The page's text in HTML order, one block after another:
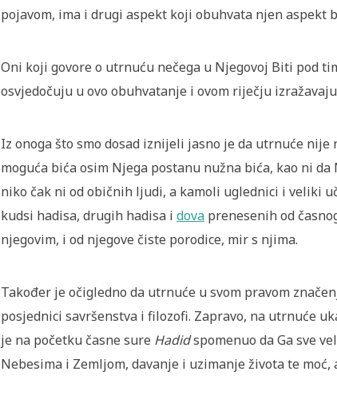
pojavom, ima i drugi aspekt koji obuhvata njen aspekt
Oni koji govore o utrnuću nečega u Njegovoj Biti pod
osvjedočuju u ovo obuhvatanje i ovom riječju
Iz onoga što smo dosad iznijeli jasno je da utrnuće
moguća bića osim Njega postanu nužna bića, kao ni
niko čak ni od običnih ljudi, a kamoli uglednici i veliki
kudsi hadisa, drugih hadisa i dova prenesenih od
njegovim, i od njegove čiste porodice, mir s njima.
Također je očigledno da utrnuće u svom pravom
posjednici savršenstva i filozofi. Zapravo, na utrnuće
je na početku časne sure Hadidspomenuo da Ga sve
Nebesima i Zemljom, davanje i uzimanje života te moć,